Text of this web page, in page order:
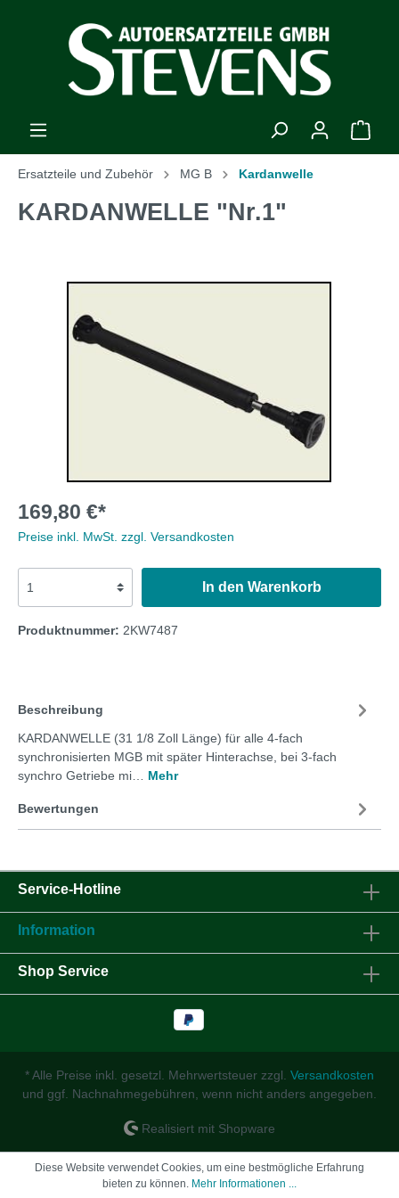
Ersatzteile und Zubehör MG B Kardanwelle
KARDANWELLE "Nr.1"
169,80 €*
Preise inkl. MwSt. zzgl. Versandkosten
In den Warenkorb
Produktnummer: 2KW7487
Beschreibung
KARDANWELLE (31 1/8 Zoll Länge) für alle 4-fach
synchronisierten MGB mit später Hinterachse, bei 3-fach
synchro Getriebe mi… Mehr
Bewertungen
Service-Hotline
Information
Shop Service
* Alle Preise inkl. gesetzl. Mehrwertsteuer zzgl. Versandkosten
und ggf. Nachnahmegebühren, wenn nicht anders angegeben.
Realisiert mit Shopware
Diese Website verwendet Cookies, um eine bestmögliche Erfahrung
bieten zu können. Mehr Informationen ...